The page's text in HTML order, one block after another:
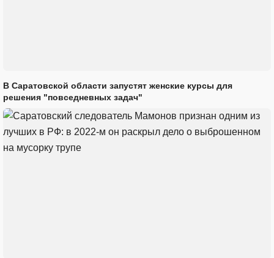
В Саратовской области запустят женские курсы для
решения "повседневных задач"